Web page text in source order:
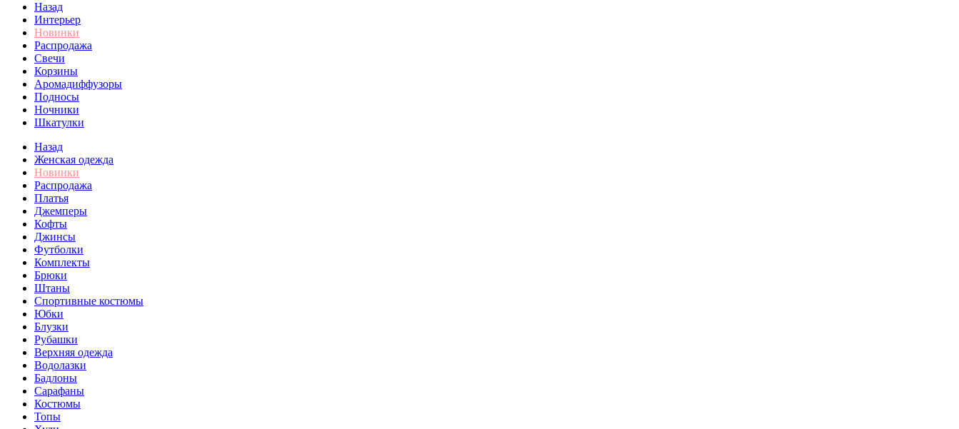
Назад
Интерьер
Новинки
Распродажа
Свечи
Корзины
Аромадиффузоры
Подносы
Ночники
Шкатулки
Назад
Женская одежда
Новинки
Распродажа
Платья
Джемперы
Кофты
Джинсы
Футболки
Комплекты
Брюки
Штаны
Спортивные костюмы
Юбки
Блузки
Рубашки
Верхняя одежда
Водолазки
Бадлоны
Сарафаны
Костюмы
Топы